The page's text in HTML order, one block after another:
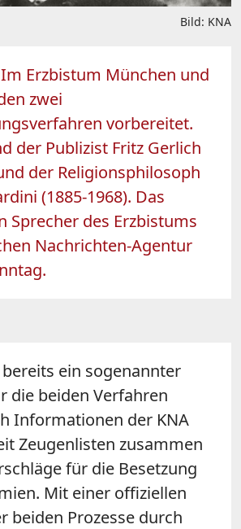
Bild: KNA
Erzbistum München und
zwei
vorbereitet.
der Publizist Fritz Gerlich
der Religionsphilosoph
(1885-1968). Das
Sprecher des Erzbistums
Nachrichten-Agentur
ein sogenannter
die beiden Verfahren
Informationen der KNA
Zeugenlisten zusammen
für die Besetzung
Mit einer offiziellen
beiden Prozesse durch